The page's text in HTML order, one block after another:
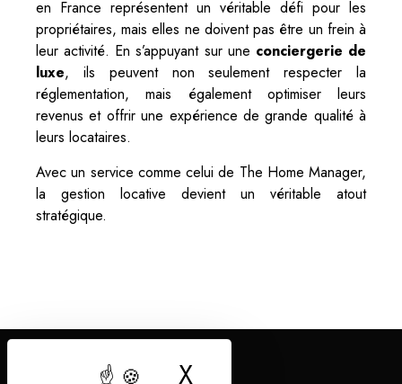
X
en France représentent un véritable défi pour les
propriétaires, mais elles ne doivent pas être un frein à
leur activité. En s’appuyant sur une conciergerie de
luxe, ils peuvent non seulement respecter la
réglementation, mais également optimiser leurs
revenus et offrir une expérience de grande qualité à
leurs locataires.
Avec un service comme celui de The Home Manager,
la gestion locative devient un véritable atout
stratégique.